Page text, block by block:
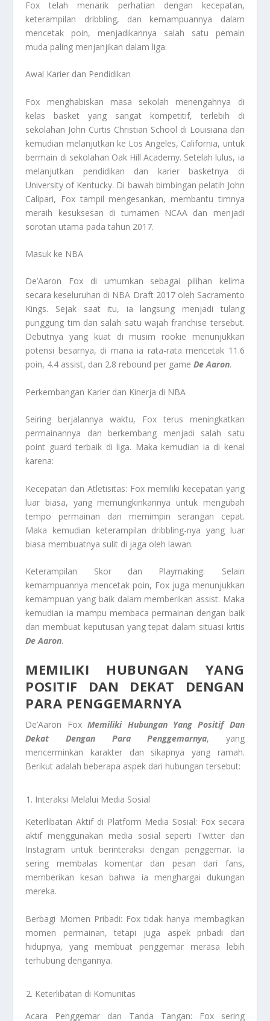
Fox telah menarik perhatian dengan kecepatan,
keterampilan dribbling, dan kemampuannya dalam
mencetak poin, menjadikannya salah satu pemain
muda paling menjanjikan dalam liga.
Awal Karier dan Pendidikan
Fox menghabiskan masa sekolah menengahnya di
kelas basket yang sangat kompetitif, terlebih di
sekolahan John Curtis Christian School di Louisiana dan
kemudian melanjutkan ke Los Angeles, California, untuk
bermain di sekolahan Oak Hill Academy. Setelah lulus, ia
melanjutkan pendidikan dan karier basketnya di
University of Kentucky. Di bawah bimbingan pelatih John
Calipari, Fox tampil mengesankan, membantu timnya
meraih kesuksesan di turnamen NCAA dan menjadi
sorotan utama pada tahun 2017.
Masuk ke NBA
De’Aaron Fox di umumkan sebagai pilihan kelima
secara keseluruhan di NBA Draft 2017 oleh Sacramento
Kings. Sejak saat itu, ia langsung menjadi tulang
punggung tim dan salah satu wajah franchise tersebut.
Debutnya yang kuat di musim rookie menunjukkan
potensi besarnya, di mana ia rata-rata mencetak 11.6
poin, 4.4 assist, dan 2.8 rebound per game De Aaron.
Perkembangan Karier dan Kinerja di NBA
Seiring berjalannya waktu, Fox terus meningkatkan
permainannya dan berkembang menjadi salah satu
point guard terbaik di liga. Maka kemudian ia di kenal
karena:
Kecepatan dan Atletisitas: Fox memiliki kecepatan yang
luar biasa, yang memungkinkannya untuk mengubah
tempo permainan dan memimpin serangan cepat.
Maka kemudian keterampilan dribbling-nya yang luar
biasa membuatnya sulit di jaga oleh lawan.
Keterampilan Skor dan Playmaking: Selain
kemampuannya mencetak poin, Fox juga menunjukkan
kemampuan yang baik dalam memberikan assist. Maka
kemudian ia mampu membaca permainan dengan baik
dan membuat keputusan yang tepat dalam situasi kritis
De Aaron.
MEMILIKI HUBUNGAN YANG
POSITIF DAN DEKAT DENGAN
PARA PENGGEMARNYA
De’Aaron FoxMemiliki Hubungan Yang Positif Dan
Dekat Dengan Para Penggemarnya, yang
mencerminkan karakter dan sikapnya yang ramah.
Berikut adalah beberapa aspek dari hubungan tersebut:
Interaksi Melalui Media Sosial
Keterlibatan Aktif di Platform Media Sosial: Fox secara
aktif menggunakan media sosial seperti Twitter dan
Instagram untuk berinteraksi dengan penggemar. Ia
sering membalas komentar dan pesan dari fans,
memberikan kesan bahwa ia menghargai dukungan
mereka.
Berbagi Momen Pribadi: Fox tidak hanya membagikan
momen permainan, tetapi juga aspek pribadi dari
hidupnya, yang membuat penggemar merasa lebih
terhubung dengannya.
Keterlibatan di Komunitas
Acara Penggemar dan Tanda Tangan: Fox sering